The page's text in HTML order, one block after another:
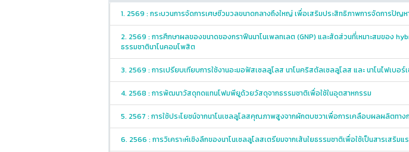
1. 2569 : กระบวนการจัดการเศษชีวมวลขนาดกลางถึงใหญ่ เพื่อเสริมประสิทธิภาพการจัดการปัญห
2. 2569 : การศึกษาผลของขนาดของกราฟีนนาโนเพลทเลต (GNP) และสัดส่วนที่เหมาะสมของ
ธรรมชาตินาโนคอมโพสิต
3. 2569 : การเปรียบเทียบการใช้งานอะมอฟัสเซลลูโลส นาโนคริสตัลเซลลูโลส และ นาโนไฟเบอ
4. 2568 : การพัฒนาวัสดุทดแทนโฟมพียูด้วยวัสดุจากธรรมชาติเพื่อใช้ในอุตสาหกรรม
5. 2567 : การใช้ประโยชน์จากนาโนเซลลูโลสคุณภาพสูงจากผักตบชวาเพื่อการเคลือบผลผลิตทาง
6. 2566 : การวิเคราะห์เชิงลึกของนาโนเซลลูโลสเตรียมจากเส้นใยธรรมชาติเพื่อใช้เป็นสารเสริม